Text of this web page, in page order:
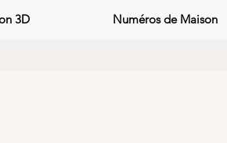
3D Numéros de Maison